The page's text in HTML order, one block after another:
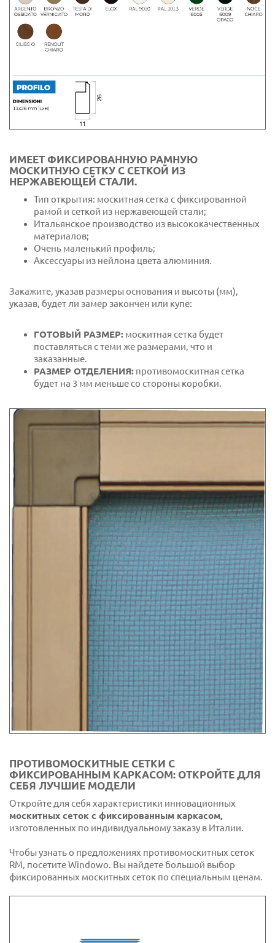
ИМЕЕТ ФИКСИРОВАННУЮ РАМНУЮ
МОСКИТНУЮ СЕТКУ С СЕТКОЙ ИЗ
НЕРЖАВЕЮЩЕЙ СТАЛИ.
Тип открытия: москитная сетка с фиксированной
рамой и сеткой из нержавеющей стали;
Итальянское производство из высококачественных
материалов;
Очень маленький профиль;
Аксессуары из нейлона цвета алюминия.
Закажите, указав размеры основания и высоты (мм),
указав, будет ли замер закончен или купе:
ГОТОВЫЙ РАЗМЕР: москитная сетка будет
поставляться с теми же размерами, что и
заказанные.
РАЗМЕР ОТДЕЛЕНИЯ: противомоскитная сетка
будет на 3 мм меньше со стороны коробки.
ПРОТИВОМОСКИТНЫЕ СЕТКИ С
ФИКСИРОВАННЫМ КАРКАСОМ: ОТКРОЙТЕ ДЛЯ
СЕБЯ ЛУЧШИЕ МОДЕЛИ
Откройте для себя характеристики инновационных
москитных сеток с фиксированным каркасом,
изготовленных по индивидуальному заказу в Италии.
Чтобы узнать о предложениях противомоскитных сеток
RM, посетите Windowo. Вы найдете большой выбор
фиксированных москитных сеток по специальным ценам.